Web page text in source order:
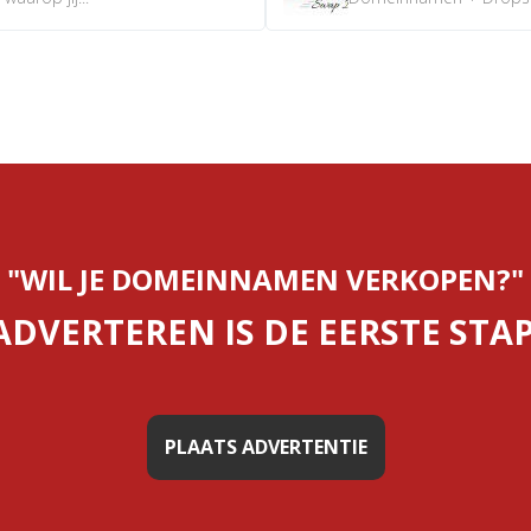
"WIL JE DOMEINNAMEN VERKOPEN?"
IS DE EERSTE
PLAATS ADVERTENTIE